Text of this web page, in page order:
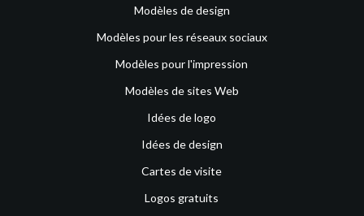
Modèles de design
Modèles pour les réseaux sociaux
Modèles pour l'impression
Modèles de sites Web
Idées de logo
Idées de design
Cartes de visite
Logos gratuits